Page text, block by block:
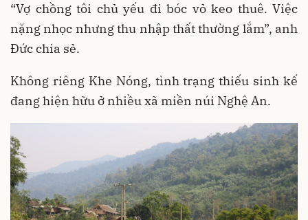
“Vợ chồng tôi chủ yếu đi bóc vỏ keo thuê. Việc
nặng nhọc nhưng thu nhập thất thường lắm”, anh
Đức chia sẻ.
Không riêng Khe Nóng, tình trạng thiếu sinh kế
đang hiện hữu ở nhiều xã miền núi Nghệ An.